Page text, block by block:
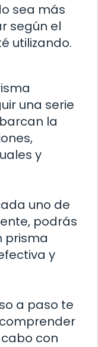
sea más
según el
utilizando.
una serie
la
y
uno de
podrás
prisma
y
a paso te
con